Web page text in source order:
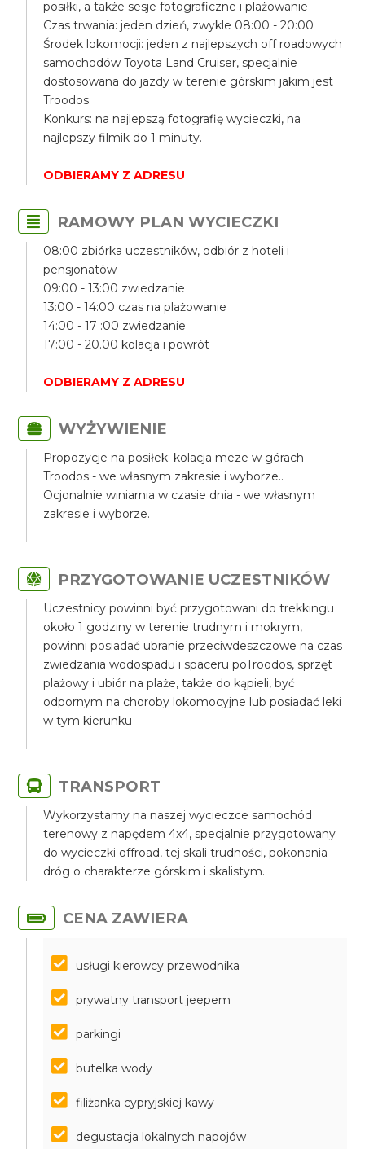
posiłki, a także sesje fotograficzne i plażowanie
Czas trwania: jeden dzień, zwykle 08:00 - 20:00
Środek lokomocji: jeden z najlepszych off roadowych
samochodów Toyota Land Cruiser, specjalnie
dostosowana do jazdy w terenie górskim jakim jest
Troodos.
Konkurs: na najlepszą fotografię wycieczki, na
najlepszy filmik do 1 minuty.
ODBIERAMY Z ADRESU
RAMOWY PLAN WYCIECZKI
08:00 zbiórka uczestników, odbiór z hoteli i
pensjonatów
09:00 - 13:00 zwiedzanie
13:00 - 14:00 czas na plażowanie
14:00 - 17 :00 zwiedzanie
17:00 - 20.00 kolacja i powrót
ODBIERAMY Z ADRESU
WYŻYWIENIE
Propozycje na posiłek: kolacja meze w górach
Troodos - we własnym zakresie i wyborze..
Ocjonalnie winiarnia w czasie dnia - we własnym
zakresie i wyborze.
PRZYGOTOWANIE UCZESTNIKÓW
Uczestnicy powinni być przygotowani do trekkingu
około 1 godziny w terenie trudnym i mokrym,
powinni posiadać ubranie przeciwdeszczowe na czas
zwiedzania wodospadu i spaceru poTroodos, sprzęt
plażowy i ubiór na plaże, także do kąpieli, być
odpornym na choroby lokomocyjne lub posiadać leki
w tym kierunku
TRANSPORT
Wykorzystamy na naszej wycieczce samochód
terenowy z napędem 4x4, specjalnie przygotowany
do wycieczki offroad, tej skali trudności, pokonania
dróg o charakterze górskim i skalistym.
CENA ZAWIERA
usługi kierowcy przewodnika
prywatny transport jeepem
parkingi
butelka wody
filiżanka cypryjskiej kawy
degustacja lokalnych napojów